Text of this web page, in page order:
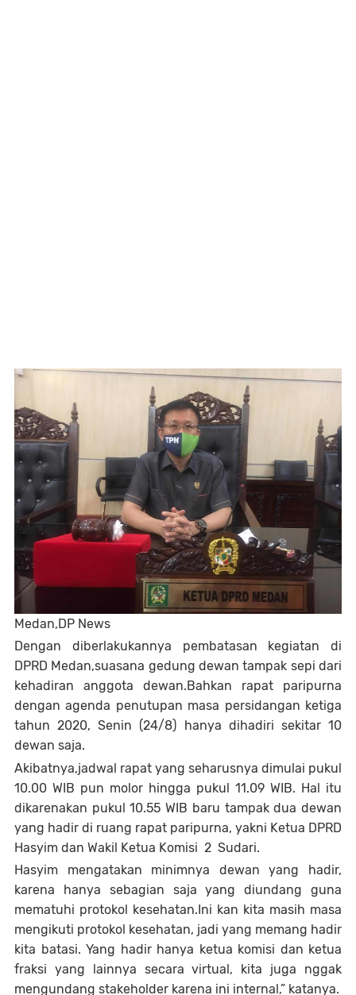
Medan,DP News
Dengan diberlakukannya pembatasan kegiatan di
DPRD Medan,suasana gedung dewan tampak sepi dari
kehadiran anggota dewan.Bahkan rapat paripurna
dengan agenda penutupan masa persidangan ketiga
tahun 2020, Senin (24/8) hanya dihadiri sekitar 10
dewan saja.
Akibatnya,jadwal rapat yang seharusnya dimulai pukul
10.00 WIB pun molor hingga pukul 11.09 WIB. Hal itu
dikarenakan pukul 10.55 WIB baru tampak dua dewan
yang hadir di ruang rapat paripurna, yakni Ketua DPRD
Hasyim dan Wakil Ketua Komisi 2 Sudari.
Hasyim mengatakan minimnya dewan yang hadir,
karena hanya sebagian saja yang diundang guna
mematuhi protokol kesehatan.Ini kan kita masih masa
mengikuti protokol kesehatan, jadi yang memang hadir
kita batasi. Yang hadir hanya ketua komisi dan ketua
fraksi yang lainnya secara virtual, kita juga nggak
mengundang stakeholder karena ini internal,” katanya.